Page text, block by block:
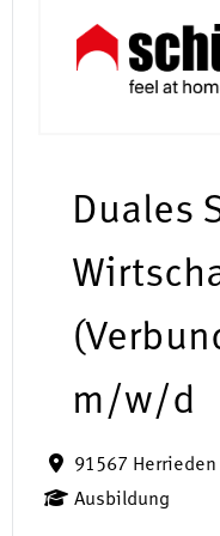
Duales
m/w/d
91567 Herrieden
Ausbildung